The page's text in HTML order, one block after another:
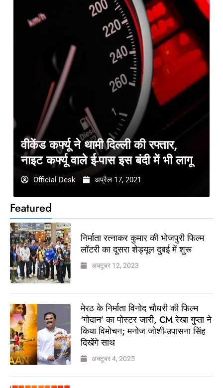
Featured
निर्माता रत्नाकर कुमार की भोजपुरी फिल्म
लॉटरी का दूसरा शेड्यूल दुबई में शुरू
अक्टूबर 12, 2023
मेरठ के निर्माता विनोद चौधरी की फिल्म
‘गोदान’ का पोस्टर जारी, CM रेखा गुप्ता ने
किया विमोचन; मनोज जोशी-उपासना सिंह
दिखेंगे साथ
अक्टूबर 4, 2025
वीकेंड कर्फ्यू ने थामी दिल्ली की रफ्तार,
नाइट कर्फ्यू वाले ई-पास इस बंदी में भी लागू
Official Desk अप्रैल 17, 2021